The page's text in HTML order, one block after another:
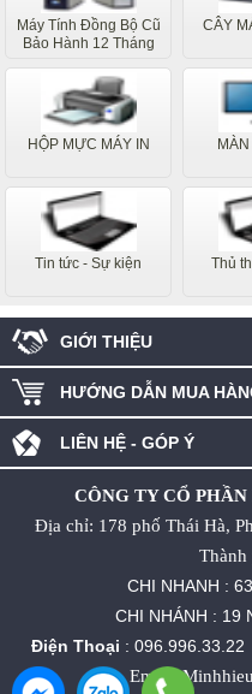
Máy Tính Đồng Bộ Cũ
Bảo Hành 12 Tháng
CÂY
HỘP MỰC MÁY IN
Tin tức - Sự kiện Thủ
GIỚI THIỆU
HƯỚNG DẪN MUA
LIÊN HỆ - GÓP Ý
CÔNG TY CỔ
Địa chỉ: 178 phố Thái Hà,
Thành
CHI NHANH :
CHI NHÁNH : 19
Điện Thoại : 096.996.33.22
Email: